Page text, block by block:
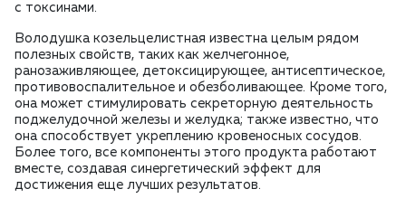
с токсинами.
Володушка козельцелистная известна целым рядом
полезных свойств, таких как желчегонное,
ранозаживляющее, детоксицирующее, антисептическое,
противовоспалительное и обезболивающее. Кроме того,
она может стимулировать секреторную деятельность
поджелудочной железы и желудка; также известно, что
она способствует укреплению кровеносных сосудов.
Более того, все компоненты этого продукта работают
вместе, создавая синергетический эффект для
достижения еще лучших результатов.